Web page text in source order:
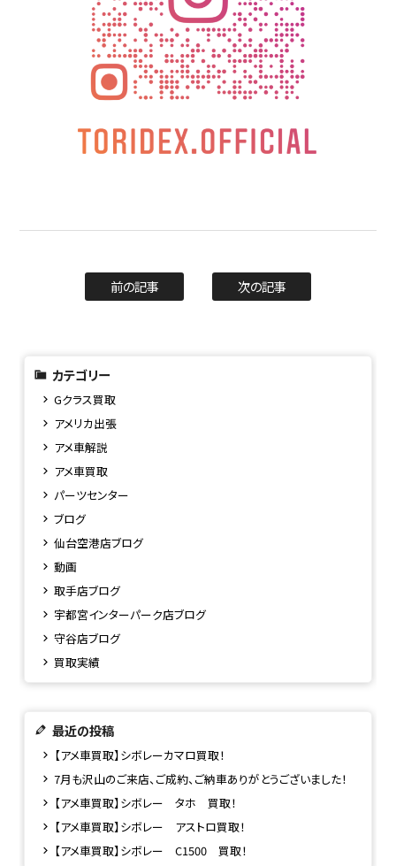
前の記事 次の記事
カテゴリー
Gクラス買取
アメリカ出張
アメ車解説
アメ車買取
パーツセンター
ブログ
仙台空港店ブログ
動画
取手店ブログ
宇都宮インターパーク店ブログ
守谷店ブログ
買取実績
最近の投稿
【アメ車買取】シボレーカマロ買取！
7月も沢山のご来店、ご成約、ご納車ありがとうございました！
【アメ車買取】シボレー タホ 買取！
【アメ車買取】シボレー アストロ買取！
【アメ車買取】シボレー C1500 買取！